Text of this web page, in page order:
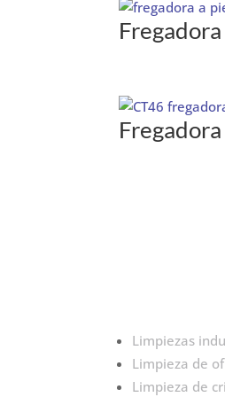
Limpiezas
Limpieza de
Limpieza de